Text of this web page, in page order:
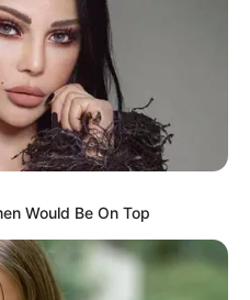
Would Be On Top